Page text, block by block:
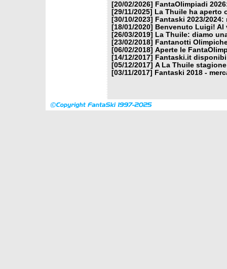
[20/02/2026]
FantaOlimpiadi
[29/11/2025]
La Thuile ha aperto
[30/10/2023]
Fantaski 2023/
[18/01/2020]
Benvenuto Luigi! Al
[26/03/2019]
La Thuile: diamo
[23/02/2018]
Fantanotti
[06/02/2018] Aperte le
[14/12/2017]
Fantaski.it
[05/12/2017] A La Thuile
[03/11/2017]
Fantaski 2018 -